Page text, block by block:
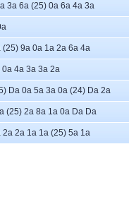
3a 6a (25) 0a 6a 4a 3a
9a 0a 1a 2a 6a 4a
4a 3a 3a 2a
Da 0a 5a 3a 0a (24) Da 2a
(25) 2a 8a 1a 0a Da Da
2a 1a 1a (25) 5a 1a